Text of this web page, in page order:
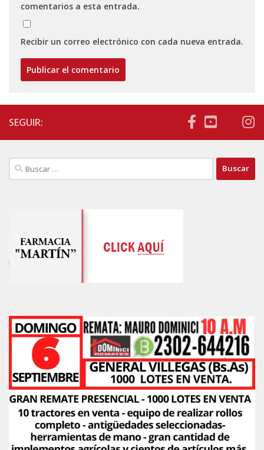
comentarios a esta entrada.
Recibir un correo electrónico con cada nueva entrada.
SEGUIR:
Buscar: